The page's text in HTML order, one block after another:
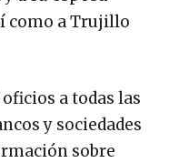
como a Trujillo
a todas las
y sociedades
sobre